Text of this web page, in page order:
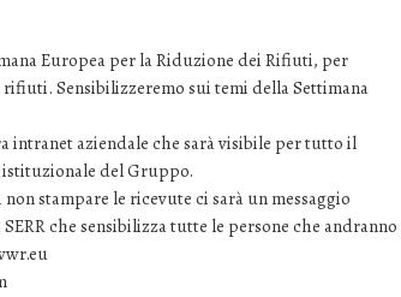
Europea per la Riduzione dei Rifiuti, per
Sensibilizzeremo sui temi della Settimana
intranet aziendale che sarà visibile per tutto il
del Gruppo.
stampare le ricevute ci sarà un messaggio
che sensibilizza tutte le persone che andranno